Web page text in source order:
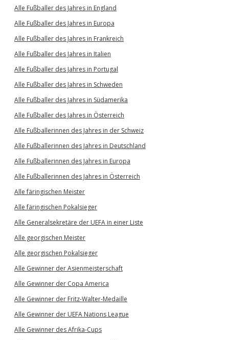
Alle Fußballer des Jahres in England
Alle Fußballer des Jahres in Europa
Alle Fußballer des Jahres in Frankreich
Alle Fußballer des Jahres in Italien
Alle Fußballer des Jahres in Portugal
Alle Fußballer des Jahres in Schweden
Alle Fußballer des Jahres in Südamerika
Alle Fußballer des Jahres in Österreich
Alle Fußballerinnen des Jahres in der Schweiz
Alle Fußballerinnen des Jahres in Deutschland
Alle Fußballerinnen des Jahres in Europa
Alle Fußballerinnen des Jahres in Österreich
Alle färingischen Meister
Alle färingischen Pokalsieger
Alle Generalsekretäre der UEFA in einer Liste
Alle georgischen Meister
Alle georgischen Pokalsieger
Alle Gewinner der Asienmeisterschaft
Alle Gewinner der Copa America
Alle Gewinner der Fritz-Walter-Medaille
Alle Gewinner der UEFA Nations League
Alle Gewinner des Afrika-Cups